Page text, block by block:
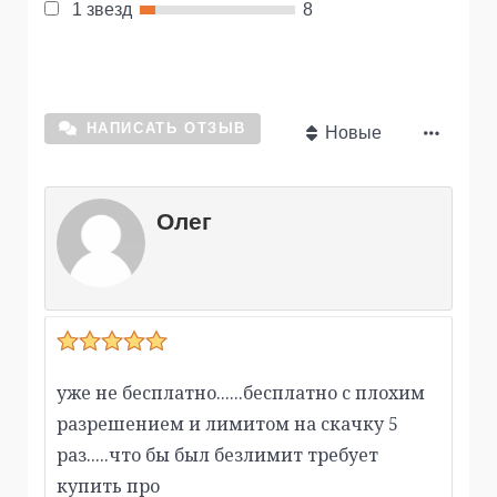
1 звезд 8
НАПИСАТЬ ОТЗЫВ Новые
Олег
уже не бесплатно......бесплатно с плохим
разрешением и лимитом на скачку 5
раз.....что бы был безлимит требует
купить про